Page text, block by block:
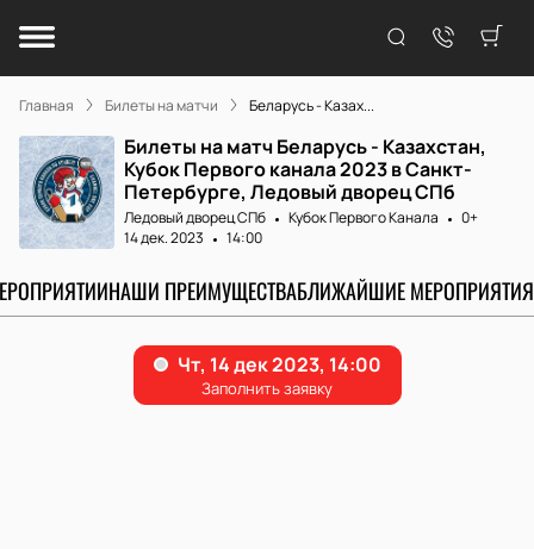
Главная Билеты на матчи Беларусь - Казах...
Билеты на матч Беларусь - Казахстан,
Кубок Первого канала 2023 в Санкт-
Петербурге, Ледовый дворец СПб
Ледовый дворец СПб Кубок Первого Канала
0+
14 дек. 2023
14:00
НАШИ ПРЕИМУЩЕСТВАБЛИЖАЙШИЕ МЕРОПРИЯТИЯ